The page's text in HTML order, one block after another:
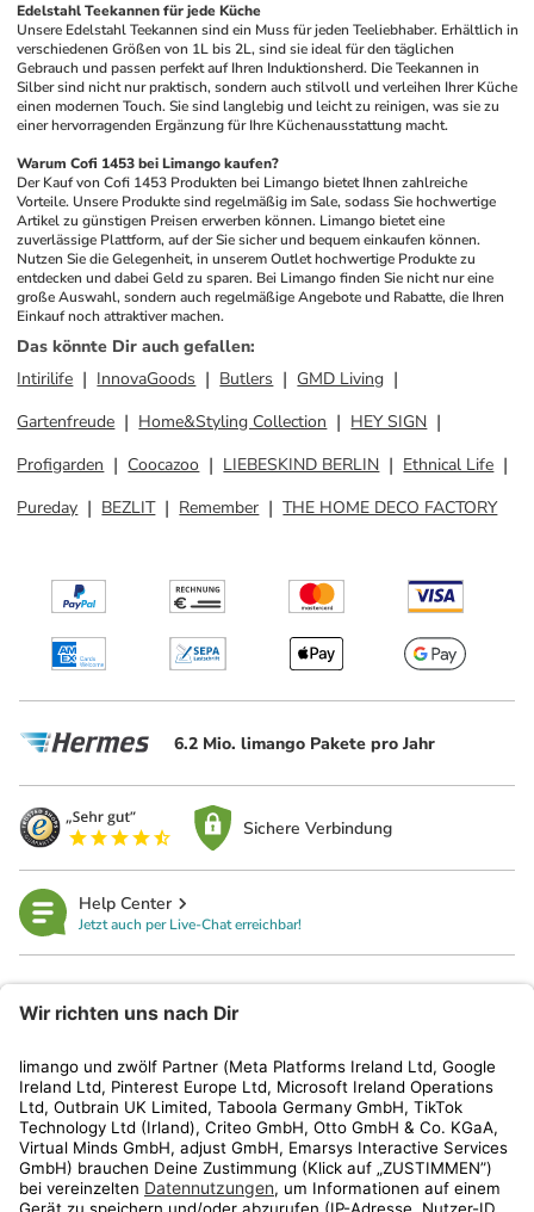
Edelstahl Teekannen für jede Küche
Unsere Edelstahl Teekannen sind ein Muss für jeden Teeliebhaber. Erhältlich in
verschiedenen Größen von 1L bis 2L, sind sie ideal für den täglichen
Gebrauch und passen perfekt auf Ihren Induktionsherd. Die Teekannen in
Silber sind nicht nur praktisch, sondern auch stilvoll und verleihen Ihrer Küche
einen modernen Touch. Sie sind langlebig und leicht zu reinigen, was sie zu
einer hervorragenden Ergänzung für Ihre Küchenausstattung macht.
Warum Cofi 1453 bei Limango kaufen?
Der Kauf von Cofi 1453 Produkten bei Limango bietet Ihnen zahlreiche
Vorteile. Unsere Produkte sind regelmäßig im Sale, sodass Sie hochwertige
Artikel zu günstigen Preisen erwerben können. Limango bietet eine
zuverlässige Plattform, auf der Sie sicher und bequem einkaufen können.
Nutzen Sie die Gelegenheit, in unserem Outlet hochwertige Produkte zu
entdecken und dabei Geld zu sparen. Bei Limango finden Sie nicht nur eine
große Auswahl, sondern auch regelmäßige Angebote und Rabatte, die Ihren
Einkauf noch attraktiver machen.
Das könnte Dir auch gefallen:
Intirilife
InnovaGoods Butlers
GMD Living
Gartenfreude
Home&Styling Collection
HEY SIGN
Profigarden
Coocazoo LIEBESKIND BERLIN
Ethnical Life
Pureday
BEZLIT Remember THE HOME DECO FACTORY
6.2 Mio. limango Pakete pro Jahr
Sichere Verbindung
Help Center
Jetzt auch per Live-Chat erreichbar!
Kundenservice
Shop
Aktionen